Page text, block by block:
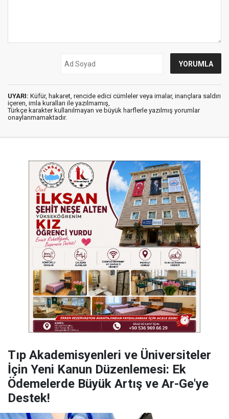
UYARI: Küfür, hakaret, rencide edici cümleler veya imalar, inançlara saldırı
içeren, imla kuralları ile yazılmamış,
Türkçe karakter kullanılmayan ve büyük harflerle yazılmış yorumlar
onaylanmamaktadır.
​Tıp Akademisyenleri ve Üniversiteler
İçin Yeni Kanun Düzenlemesi: Ek
Ödemelerde Büyük Artış ve Ar-Ge'ye
Destek!